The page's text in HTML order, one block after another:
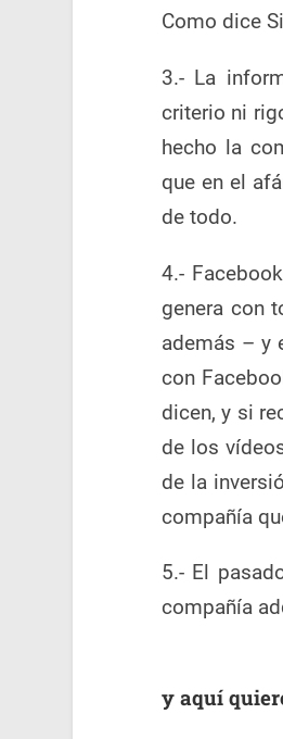
Como dice
3.- La
criterio ni
hecho la
que en el
de todo.
4.-
genera con
además – y
con
dicen, y si
de los
de la
compañía
5.- El
compañía
y aquí